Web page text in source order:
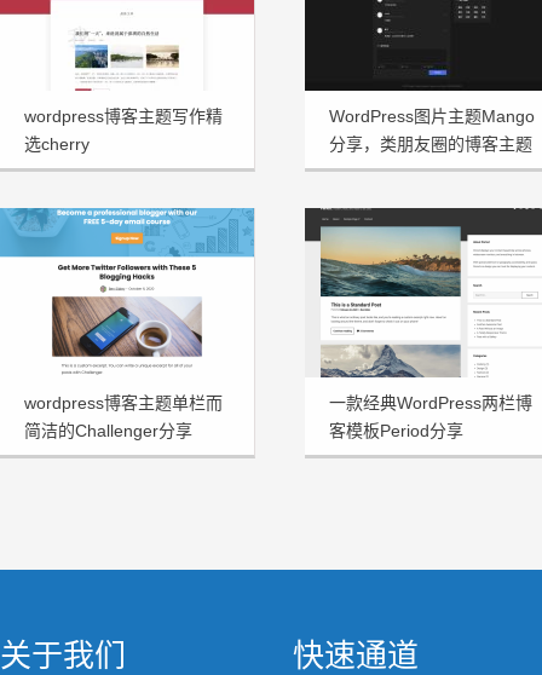
wordpress博客主题写作精
选cherry
WordPress图片主题Mango
分享，类朋友圈的博客主题
wordpress博客主题单栏而
简洁的Challenger分享
一款经典WordPress两栏博
客模板Period分享
关于我们 快速通道